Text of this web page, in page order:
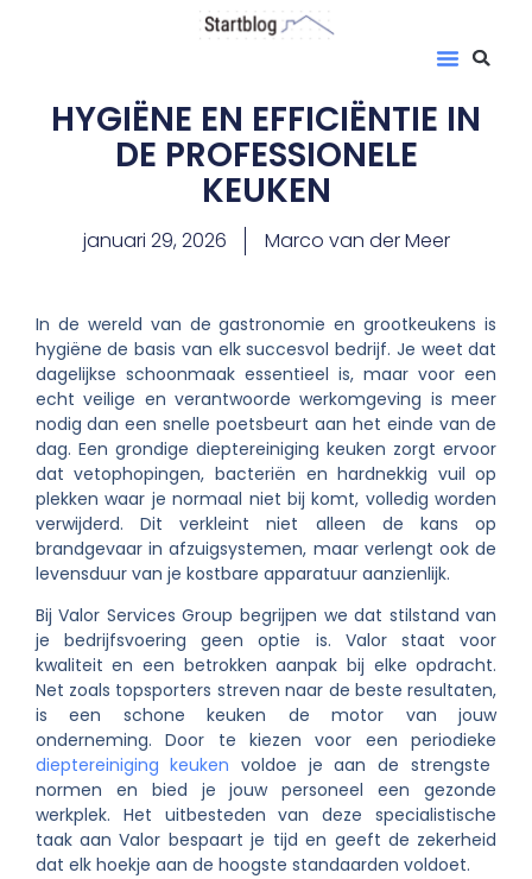
HYGIËNE EN EFFICIËNTIE IN
DE PROFESSIONELE
KEUKEN
januari 29, 2026 Marco van der Meer
In de wereld van de gastronomie en grootkeukens is
hygiëne de basis van elk succesvol bedrijf. Je weet dat
dagelijkse schoonmaak essentieel is, maar voor een
echt veilige en verantwoorde werkomgeving is meer
nodig dan een snelle poetsbeurt aan het einde van de
dag. Een grondige dieptereiniging keuken zorgt ervoor
dat vetophopingen, bacteriën en hardnekkig vuil op
plekken waar je normaal niet bij komt, volledig worden
verwijderd. Dit verkleint niet alleen de kans op
brandgevaar in afzuigsystemen, maar verlengt ook de
levensduur van je kostbare apparatuur aanzienlijk.
Bij Valor Services Group begrijpen we dat stilstand van
je bedrijfsvoering geen optie is. Valor staat voor
kwaliteit en een betrokken aanpak bij elke opdracht.
Net zoals topsporters streven naar de beste resultaten,
is een schone keuken de motor van jouw
onderneming. Door te kiezen voor een periodieke
dieptereiniging keuken voldoe je aan de strengste
normen en bied je jouw personeel een gezonde
werkplek. Het uitbesteden van deze specialistische
taak aan Valor bespaart je tijd en geeft de zekerheid
dat elk hoekje aan de hoogste standaarden voldoet.